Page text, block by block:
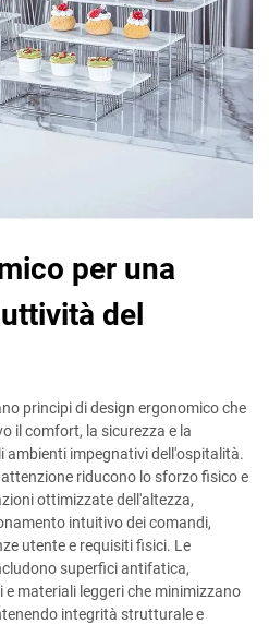
per una
del
principi di design ergonomico che
il comfort, la sicurezza e la
ambienti impegnativi dell'ospitalità.
riducono lo sforzo fisico e
ottimizzate dell'altezza,
intuitivo dei comandi,
utente e requisiti fisici. Le
superfici antifatica,
materiali leggeri che minimizzano
integrità strutturale e